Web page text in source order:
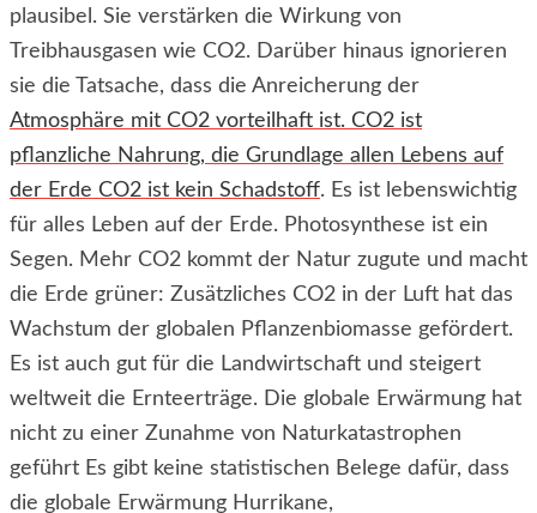
plausibel. Sie verstärken die Wirkung von
Treibhausgasen wie CO2. Darüber hinaus ignorieren
sie die Tatsache, dass die Anreicherung der
Atmosphäre mit CO2 vorteilhaft ist. CO2 ist
pflanzliche Nahrung, die Grundlage allen Lebens auf
der Erde CO2 ist kein Schadstoff. Es ist lebenswichtig
für alles Leben auf der Erde. Photosynthese ist ein
Segen. Mehr CO2 kommt der Natur zugute und macht
die Erde grüner: Zusätzliches CO2 in der Luft hat das
Wachstum der globalen Pflanzenbiomasse gefördert.
Es ist auch gut für die Landwirtschaft und steigert
weltweit die Ernteerträge. Die globale Erwärmung hat
nicht zu einer Zunahme von Naturkatastrophen
geführt Es gibt keine statistischen Belege dafür, dass
die globale Erwärmung Hurrikane,